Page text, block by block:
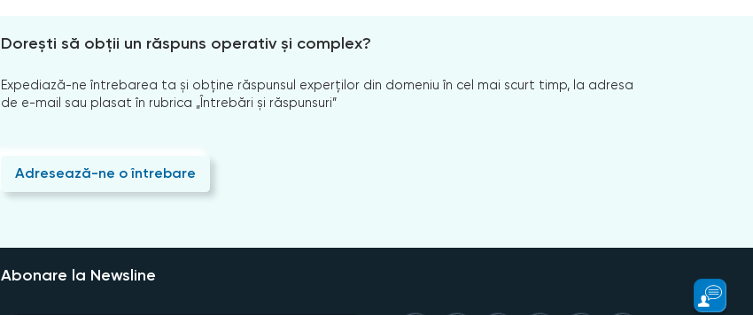
Dorești să obții un răspuns operativ și complex?
Expediază-ne întrebarea ta și obține răspunsul experților din domeniu în cel mai scurt timp, la adresa
de e-mail sau plasat în rubrica „Întrebări și răspunsuri”
Adresează-ne o întrebare
Abonare la Newsline